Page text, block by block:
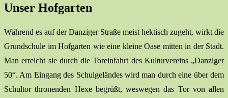
Unser Hofgarten
Während es auf der Danziger Straße meist hektisch zugeht, wirkt die
Grundschule im Hofgarten wie eine kleine Oase mitten in der Stadt.
Man erreicht sie durch die Toreinfahrt des Kulturvereins „Danziger
50“. Am Eingang des Schulgeländes wird man durch eine über dem
Schultor thronenden Hexe begrüßt, weswegen das Tor von allen